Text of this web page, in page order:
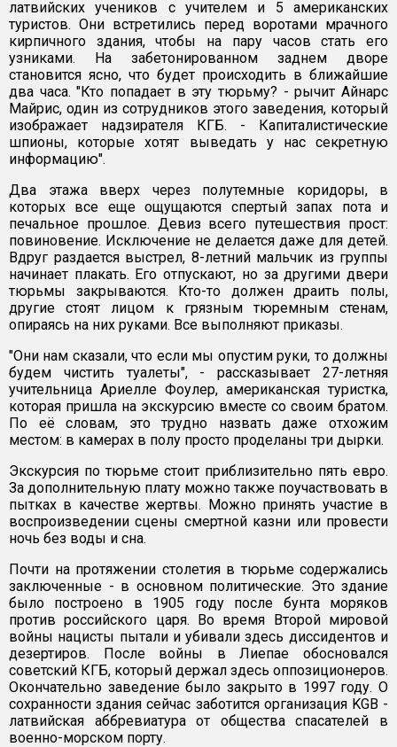
латвийских учеников с учителем и 5 американских
туристов. Они встретились перед воротами мрачного
кирпичного здания, чтобы на пару часов стать его
узниками. На забетонированном заднем дворе
становится ясно, что будет происходить в ближайшие
два часа. "Кто попадает в эту тюрьму? - рычит Айнарс
Майрис, один из сотрудников этого заведения, который
изображает надзирателя КГБ. - Капиталистические
шпионы, которые хотят выведать у нас секретную
информацию".
Два этажа вверх через полутемные коридоры, в
которых все еще ощущаются спертый запах пота и
печальное прошлое. Девиз всего путешествия прост:
повиновение. Исключение не делается даже для детей.
Вдруг раздается выстрел, 8-летний мальчик из группы
начинает плакать. Его отпускают, но за другими двери
тюрьмы закрываются. Кто-то должен драить полы,
другие стоят лицом к грязным тюремным стенам,
опираясь на них руками. Все выполняют приказы.
"Они нам сказали, что если мы опустим руки, то должны
будем чистить туалеты", - рассказывает 27-летняя
учительница Ариелле Фоулер, американская туристка,
которая пришла на экскурсию вместе со своим братом.
По её словам, это трудно назвать даже отхожим
местом: в камерах в полу просто проделаны три дырки.
Экскурсия по тюрьме стоит приблизительно пять евро.
За дополнительную плату можно также поучаствовать в
пытках в качестве жертвы. Можно принять участие в
воспроизведении сцены смертной казни или провести
ночь без воды и сна.
Почти на протяжении столетия в тюрьме содержались
заключенные - в основном политические. Это здание
было построено в 1905 году после бунта моряков
против российского царя. Во время Второй мировой
войны нацисты пытали и убивали здесь диссидентов и
дезертиров. После войны в Лиепае обосновался
советский КГБ, который держал здесь оппозиционеров.
Окончательно заведение было закрыто в 1997 году. О
сохранности здания сейчас заботится организация KGB -
латвийская аббревиатура от общества спасателей в
военно-морском порту.